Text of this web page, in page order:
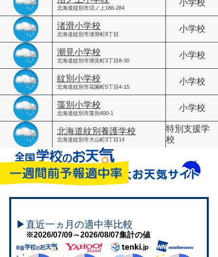
北海道紋別市沼ノ上186-284
小学校
渚滑小学校
北海道紋別市渚滑町8丁目
小学校
潮見小学校
北海道紋別市潮見町3丁目8-30
小学校
紋別小学校
北海道紋別市花園町5丁目4-15
小学校
藻別小学校
北海道紋別市藻別400-1
小学校
北海道紋別養護学校
北海道紋別市大山町3丁目14
特別支援学
校
▶直近一ヵ月の適中率比較
※2026/07/09～2026/08/07集計の値